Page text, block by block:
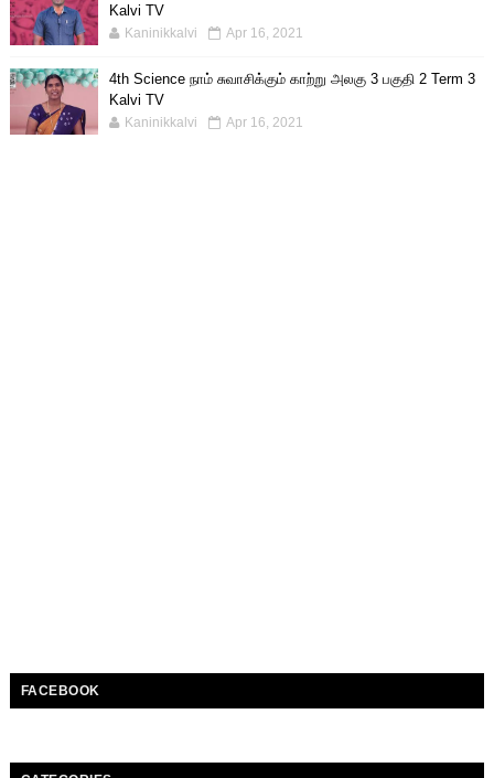
Kalvi TV
Kaninikkalvi Apr 16, 2021
4th Science நாம் சுவாசிக்கும் காற்று அலகு 3 பகுதி 2 Term 3
Kalvi TV
Kaninikkalvi Apr 16, 2021
FACEBOOK